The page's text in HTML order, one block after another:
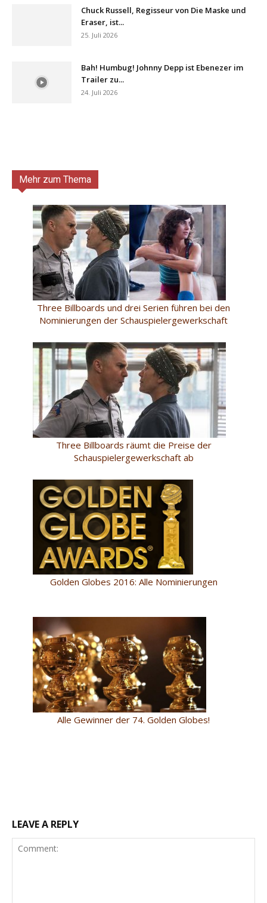
Chuck Russell, Regisseur von Die Maske und
Eraser, ist...
25. Juli 2026
Bah! Humbug! Johnny Depp ist Ebenezer im
Trailer zu...
24. Juli 2026
Mehr zum Thema
Three Billboards und drei Serien führen bei den
Nominierungen der Schauspielergewerkschaft
Three Billboards räumt die Preise der
Schauspielergewerkschaft ab
Golden Globes 2016: Alle Nominierungen
Alle Gewinner der 74. Golden Globes!
LEAVE A REPLY